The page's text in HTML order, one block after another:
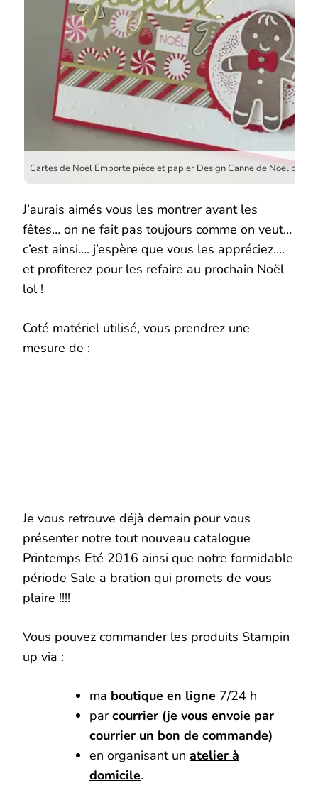
J’aurais aimés vous les montrer avant les
fêtes… on ne fait pas toujours comme on veut…
c’est ainsi…. j’espère que vous les appréciez….
et profiterez pour les refaire au prochain Noël
lol !
Coté matériel utilisé, vous prendrez une
mesure de :
Je vous retrouve déjà demain pour vous
présenter notre tout nouveau catalogue
Printemps Eté 2016 ainsi que notre formidable
période Sale a bration qui promets de vous
plaire !!!!
Vous pouvez commander les produits Stampin
up via :
ma boutique en ligne 7/24 h
parcourrier (je vous envoie par
courrier un bon de commande)
en organisant un atelier à
domicile.